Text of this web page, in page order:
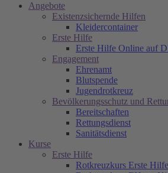
Angebote
Existenzsichernde Hilfen
Kleidercontainer
Erste Hilfe
Erste Hilfe Online auf
Engagement
Ehrenamt
Blutspende
Jugendrotkreuz
Bevölkerungsschutz und
Bereitschaften
Rettungsdienst
Sanitätsdienst
Kurse
Erste Hilfe
Rotkreuzkurs Erste Hilfe